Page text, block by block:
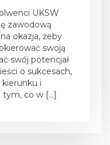
UKSW
zawodową
okazja, żeby
swoją
swój potencjał
o sukcesach,
i
tym, co w […]